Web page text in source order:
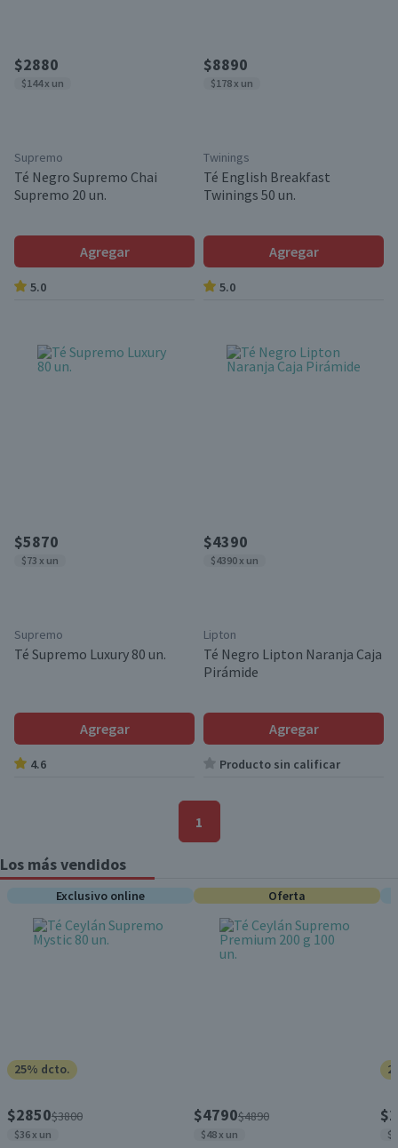
$2880
$144 x un
Supremo
Té Negro Supremo Chai
Supremo 20 un.
Agregar
5.0
$8890
$178 x un
Twinings
Té English Breakfast
Twinings 50 un.
Agregar
5.0
$5870
$73 x un
Supremo
Té Supremo Luxury 80 un.
Agregar
4.6
$4390
$4390 x un
Lipton
Té Negro Lipton Naranja Caja
Pirámide
Agregar
Producto sin calificar
1
Los más vendidos
Exclusivo online
25% dcto.
$2850$3800
$36 x un
Oferta
$4790$4890
$48 x un